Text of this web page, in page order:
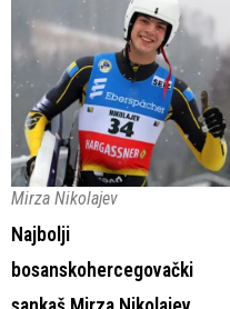
Mirza Nikolajev
Najbolji
bosanskohercegovački